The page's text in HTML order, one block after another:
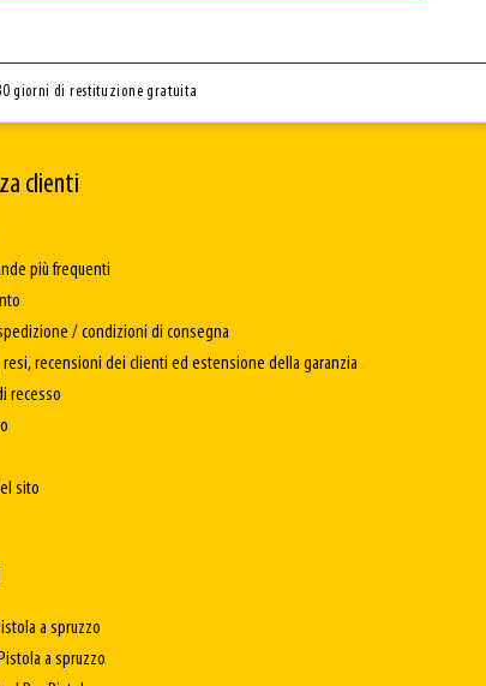
giorni di restituzione gratuita
clienti
più frequenti
/ condizioni di consegna
resi, recensioni dei clienti ed estensione della garanzia
recesso
sito
a spruzzo
a spruzzo